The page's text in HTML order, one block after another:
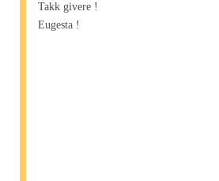
Takk givere !
Eugesta !